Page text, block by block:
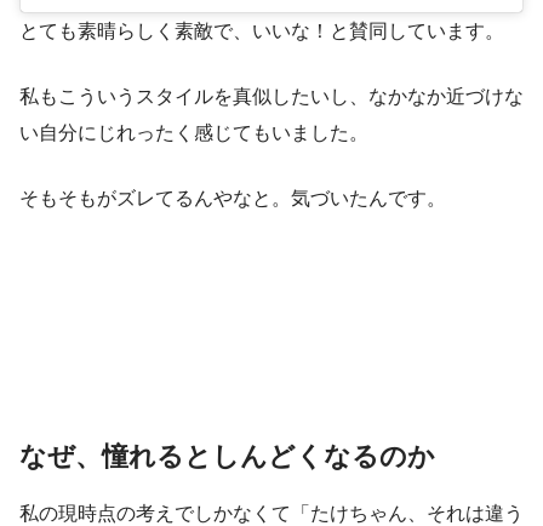
とても素晴らしく素敵で、いいな！と賛同しています。
私もこういうスタイルを真似したいし、なかなか近づけな
い自分にじれったく感じてもいました。
そもそもがズレてるんやなと。気づいたんです。
なぜ、憧れるとしんどくなるのか
私の現時点の考えでしかなくて「たけちゃん、それは違う